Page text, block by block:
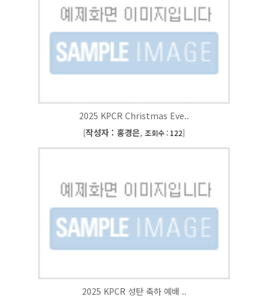
2025 KPCR Christmas Eve..
[작성자 : 홍경은, 조회수 : 122]
2025 KPCR 성탄 축하 예배 ..